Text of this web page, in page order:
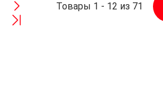
Товары 1 - 12 из 71